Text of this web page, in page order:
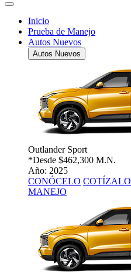
Inicio
Prueba de Manejo
Autos Nuevos
Autos Nuevos
Outlander Sport
*Desde $462,300 M.N.
Año: 2025
CONÓCELO COTÍZALO
MANEJO